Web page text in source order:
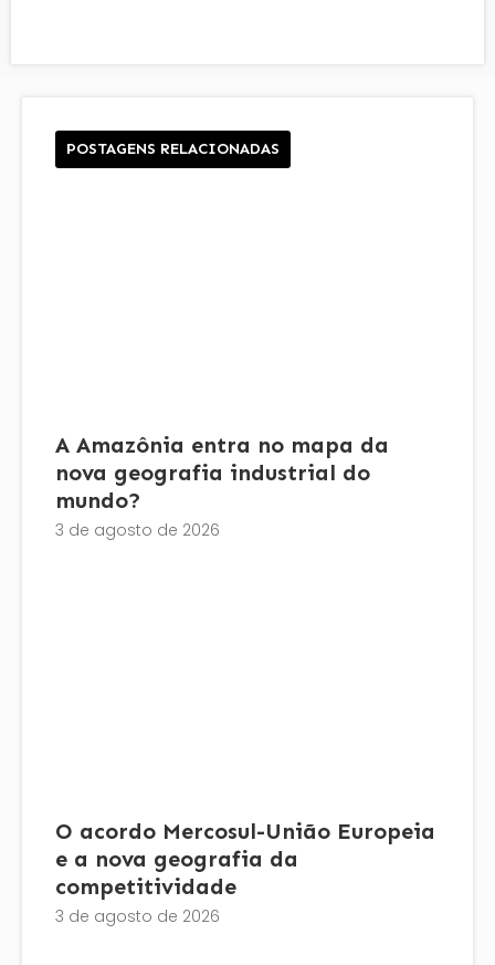
POSTAGENS RELACIONADAS
A Amazônia entra no mapa da
nova geografia industrial do
mundo?
3 de agosto de 2026
O acordo Mercosul-União Europeia
e a nova geografia da
competitividade
3 de agosto de 2026